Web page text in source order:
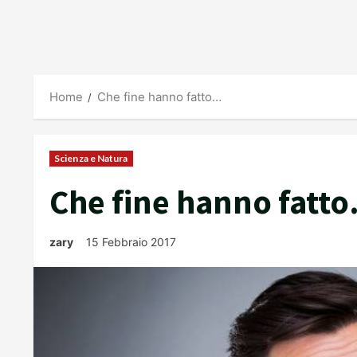
Home Che fine hanno fatto…
Scienza e Natura
Che fine hanno
zary 15 Febbraio 2017